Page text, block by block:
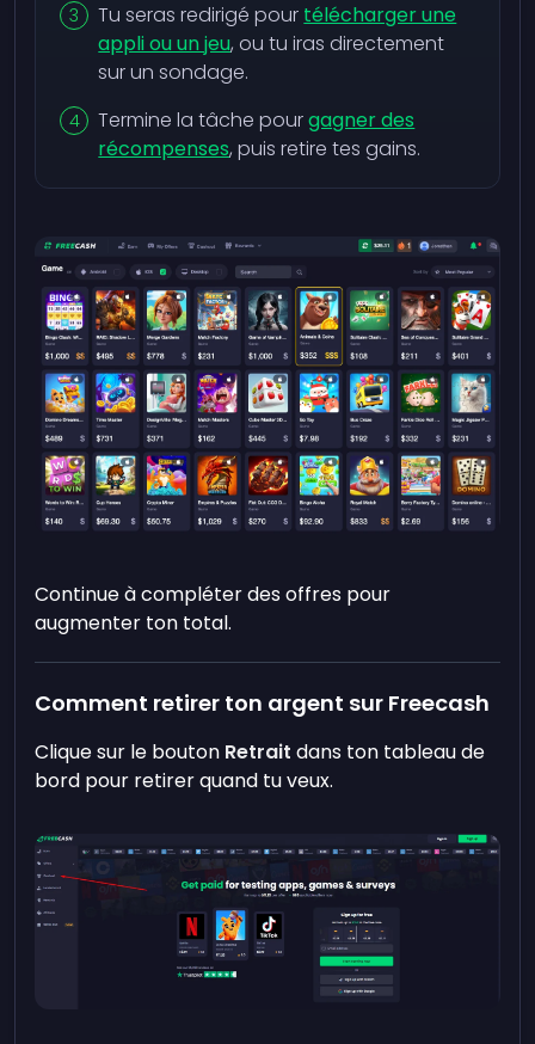
Tu seras redirigé pour télécharger une
appli ou un jeu, ou tu iras directement
sur un sondage.
Termine la tâche pourgagner des
récompenses, puis retire tes gains.
Continue à compléter des offres pour
augmenter ton total.
Comment retirer ton argent sur Freecash
Clique sur le bouton Retrait dans ton tableau de
bord pour retirer quand tu veux.